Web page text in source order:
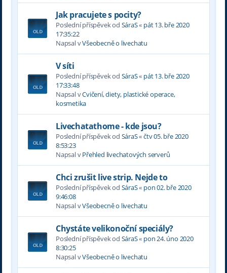
Jak pracujete s pocity?
Poslední příspěvek od SáraS« pát 13. bře 2020
17:35:22
Napsal vVšeobecně o livechatu
V síti
Poslední příspěvek od SáraS« pát 13. bře 2020
17:33:48
Napsal vCvičení, diety, plastické operace,
kosmetika
Livechatathome - kde jsou?
Poslední příspěvek od SáraS«čtv 05. bře 2020
8:53:23
Napsal vPřehled livechatových serverů
Chci zrušit live strip. Nejde to
Poslední příspěvek od SáraS« pon 02. bře 2020
9:46:08
Napsal vVšeobecně o livechatu
Chystáte velikonoční speciály?
Poslední příspěvek od SáraS« pon 24. úno 2020
8:30:25
Napsal vVšeobecně o livechatu